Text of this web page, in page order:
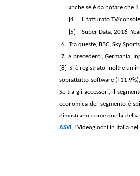
anche se è da notare che
[4]
Il fatturato TV/
[5]
Super Data, 2016
[6] Tra queste, BBC, Sky
[7] A precederci,Germania,
[8]
Si è registrato inoltre un
soprattutto software
Se tra gli accessori, il
economica del segmento è
dimostrano come quella della
ASVI , I Videogiochi in Italia